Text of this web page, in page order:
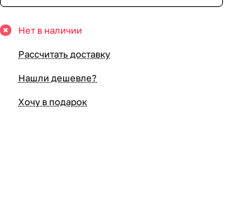
Нет в наличии
Рассчитать доставку
Нашли дешевле?
Хочу в подарок